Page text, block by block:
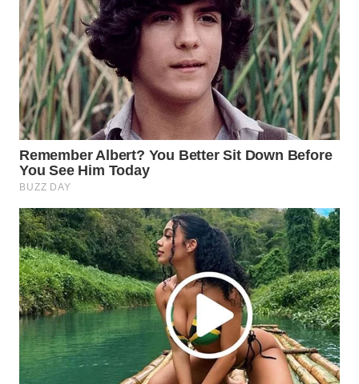
DAIRI
WN
DANAU
TOBA
WN
NIAS
WN
WN
TAPANULI
SELATAN
WN
TANJUNG
LESUNG